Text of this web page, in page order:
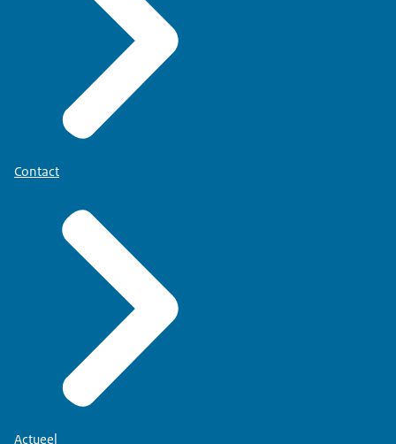
Contact
Actueel